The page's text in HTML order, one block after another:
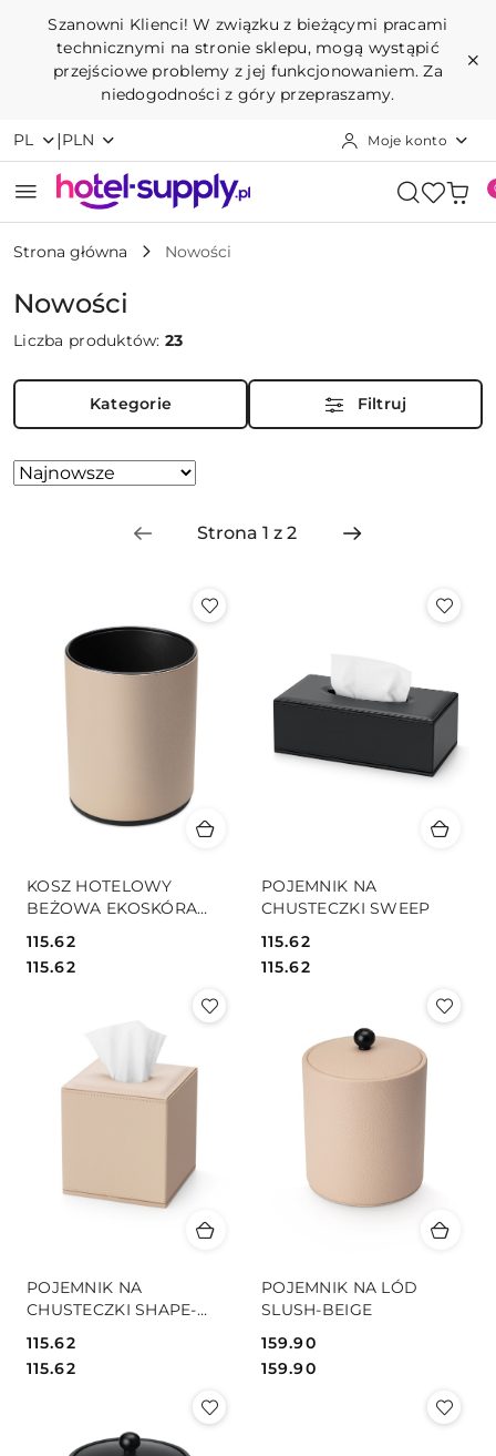
Przejdź do treści głównej
Przejdź do wyszukiwarki
Przejdź do moje konto
Przejdź do menu głównego
Przejdź do stopki
Szanowni Klienci! W związku z bieżącymi pracami
technicznymi na stronie sklepu, mogą wystąpić
przejściowe problemy z jej funkcjonowaniem. Za
niedogodności z góry przepraszamy.
PL |PLN Moje konto
Strona główna Nowości
Nowości
Liczba produktów:23
Kategorie Filtruj
Zastosowano
Sortuj
KOSZ HOTELOWY
BEŻOWA EKOSKÓRA
Cena:
115.62
Cena:
115.62
POJEMNIK NA
CHUSTECZKI SWEEP
Cena:
115.62
Cena:
115.62
POJEMNIK NA
CHUSTECZKI SHAPE-
Cena:
115.62
Cena:
115.62
POJEMNIK NA LÓD
SLUSH-BEIGE
Cena:
159.90
Cena:
159.90